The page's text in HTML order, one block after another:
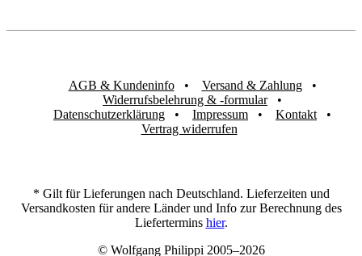
AGB & Kundeninfo
Versand & Zahlung
Widerrufsbelehrung & -formular
Datenschutzerklärung
Impressum
Kontakt
Vertrag widerrufen
* Gilt für Lieferungen nach Deutschland. Lieferzeiten und
Versandkosten für andere Länder und Info zur Berechnung des
Liefertermins hier.
© Wolfgang Philippi 2005–2026